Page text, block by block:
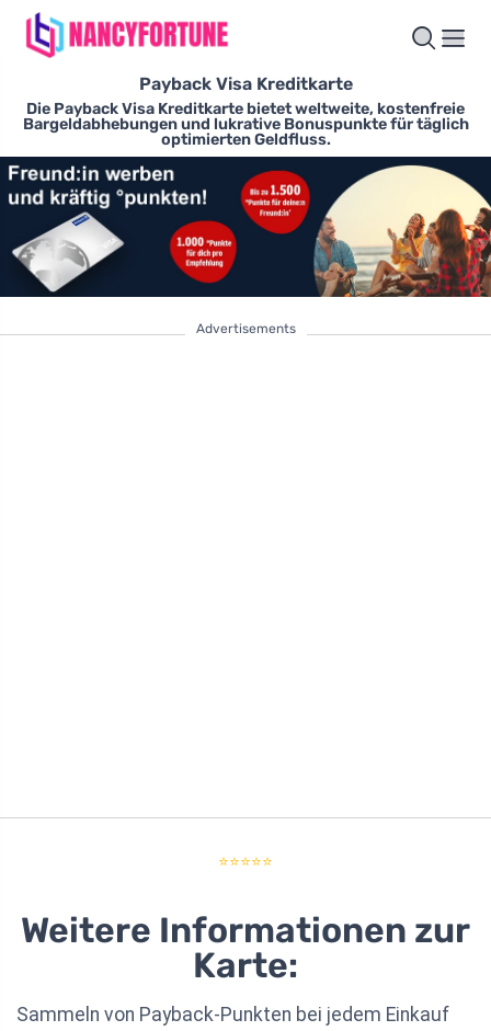
Payback Visa Kreditkarte
Die Payback Visa Kreditkarte bietet weltweite, kostenfreie
Bargeldabhebungen und lukrative Bonuspunkte für täglich
optimierten Geldfluss.
Advertisements
⭐⭐⭐⭐⭐
Weitere Informationen zur
Karte:
Sammeln von Payback-Punkten bei jedem Einkauf